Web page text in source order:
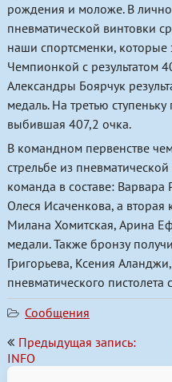
рождения и моложе. В
пневматической винтовки
наши спортсменки, которые
Чемпионкой с результатом
Александры Боярчук
медаль. На третью
выбившая 407,2 очка.
В командном первенстве
стрельбе из
команда в составе: Варвара
Олеся Исаченкова, а вторая
Милана Хомитская, Арина
медали. Также бронзу
Григорьева, Ксения
пневматического пистолета
Сообщения
Навигация
по
Предыдущая запись:
INFO